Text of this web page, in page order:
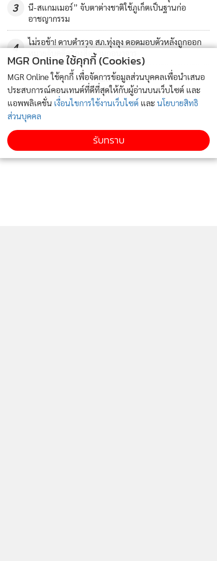
3
นี-สแกมเมอร์” จับตาต่างชาติใช้ภูเก็ตเป็นฐานก่อ
อาชญากรรม
4
ไม่รอช้า! ดาบตำรวจ สภ.ทุ่งลุง ดอดมอบตัวหลังถูกออก
หมายจับคดีครองสื่อลามกอนาจาร
ข่าวอื่นในหมวด
MGR Online ใช้คุกกี้ (Cookies)
MGR Online ใช้คุกกี้ เพื่อจัดการข้อมูลส่วนบุคคลเพื่อนำเสนอ
ประสบการณ์คอนเทนต์ที่ดีที่สุดให้กับผู้อ่านบนเว็บไซต์ และ
แอพพลิเคชั่น เงื่อนไขการใช้งานเว็บไซต์ และ นโยบายสิทธิ
ส่วนบุคคล
รับทราบ